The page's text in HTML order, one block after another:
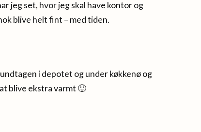
jeg set, hvor jeg skal have kontor og
blive helt fint – med tiden.
i depotet og under køkkenø og
blive ekstra varmt 🙂